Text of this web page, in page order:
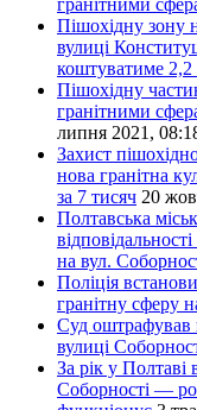
гранітними
Пішохідну зону
вулиці
коштуватиме
Пішохідну
гранітними
липня 2021,
Захист
нова гранітна
за 7 тисяч 20
Полтавська
на вул.
Поліція
гранітну сферу
Суд оштрафував
вулиці
За рік у Полтаві
Соборності —